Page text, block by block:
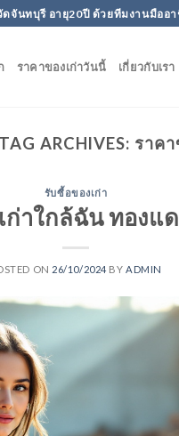
จันทบุรี อายุ20ปี ด้วยทีมงานมืออ
ราคาของเก่าวันนี้ เกี่ยวกับเรา
ARCHIVES: ราค
รับซื้อของเก่า
าใกล้ฉัน ทองแ
ON 26/10/2024 BYADMIN